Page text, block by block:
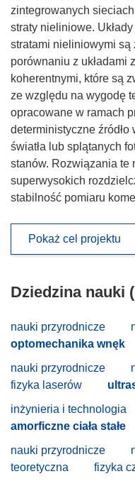
zintegrowanych
straty nieliniowe.
stratami nieliniowymi
porównaniu z układami
koherentnymi, które są
ze względu na wygodę
opracowane w ramach
deterministyczne
światła lub splątanych
stanów. Rozwiązania te
superwysokich
stabilność pomiaru
Pokaż cel projektu
Dziedzina nauki
nauki przyrodnicze
optomechanika wnęk
nauki przyrodnicze
fizyka laserów
inżynieria i technologia
amorficzne ciała stałe
nauki przyrodnicze
teoretyczna
fizyka